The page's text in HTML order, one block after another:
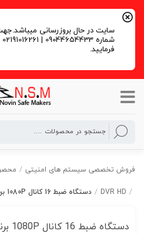
سایت در حال بروزرسانی
فرمایید.
فروش تخصصی سیستم های امنیتی /
/
DVR HD
/ دستگاه ضبط 16 کانال 1080P برند HIDEVISION
دستگاه ضبط 16 کانال 1080P برند HIDEVISION